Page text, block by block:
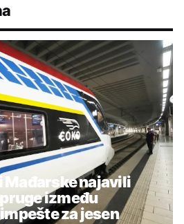
najavili
između
za jesen